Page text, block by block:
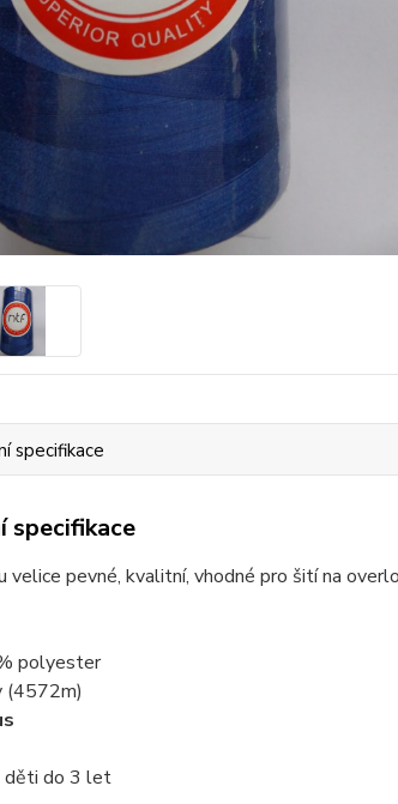
specifikace
specifikace
velice pevné, kvalitní, vhodné pro šití na
polyester
(4572m)
děti do 3 let